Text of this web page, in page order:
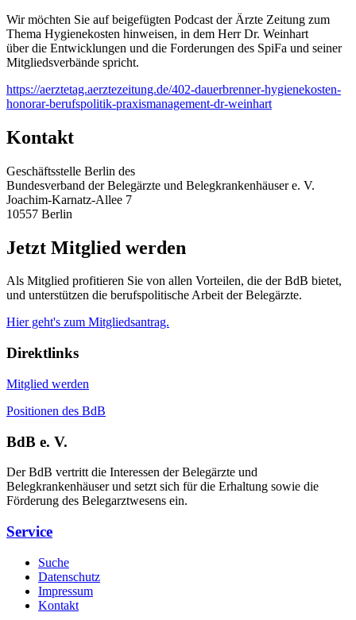
Wir möchten Sie auf beigefügten Podcast der Ärzte Zeitung zum
Thema Hygienekosten hinweisen, in dem Herr Dr. Weinhart
über die Entwicklungen und die Forderungen des SpiFa und seiner
Mitgliedsverbände spricht.
https://aerztetag.aerztezeitung.de/402-dauerbrenner-hygienekosten-
honorar-berufspolitik-praxismanagement-dr-weinhart
Kontakt
Geschäftsstelle Berlin des
Bundesverband der Belegärzte und Belegkrankenhäuser e. V.
Joachim-Karnatz-Allee 7
10557 Berlin
Jetzt Mitglied werden
Als Mitglied profitieren Sie von allen Vorteilen, die der BdB bietet,
und unterstützen die berufspolitische Arbeit der Belegärzte.
Hier geht's zum Mitgliedsantrag.
Direktlinks
Mitglied werden
Positionen des BdB
BdB e. V.
Der BdB vertritt die Interessen der Belegärzte und
Belegkrankenhäuser und setzt sich für die Erhaltung sowie die
Förderung des Belegarztwesens ein.
Service
Suche
Datenschutz
Impressum
Kontakt